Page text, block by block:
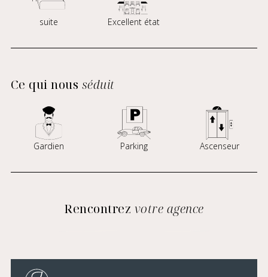
suite Excellent état
Ce qui nous séduit
Gardien Parking Ascenseur
Rencontrez votre agence